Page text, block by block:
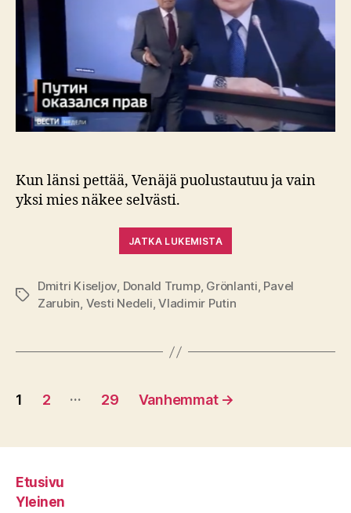
–
katsoo
Kun länsi pettää, Venäjä puolustautuu ja vain
yksi mies näkee selvästi.
JATKA LUKEMISTA
Avainsanat
Dmitri Kiseljov, Donald Trump, Grönlanti, Pavel
Zarubin, Vesti Nedeli,Vladimir Putin
Artikkelien
1 2 … 29 Vanhemmat →
Etusivu
Yleinen